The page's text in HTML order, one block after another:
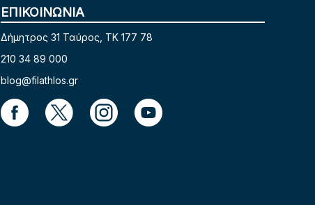
ΕΠΙΚΟΙΝΩΝΙΑ
Δήμητρος 31 Ταύρος, TK 177 78
210 34 89 000
blog@filathlos.gr